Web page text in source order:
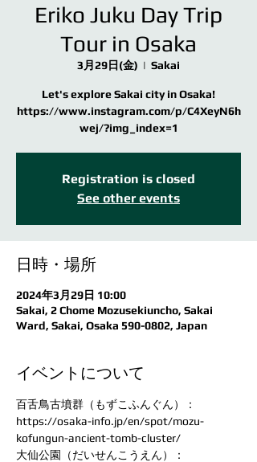
Eriko Juku Day Trip
Tour in Osaka
3月29日(金)
  |
Sakai
Let's explore Sakai city in Osaka!
https://www.instagram.com/p/C4XeyN6h
wej/?img_index=1
Registration is closed
See other events
日時・場所
2024年3月29日 10:00
Sakai, 2 Chome Mozusekiuncho, Sakai
Ward, Sakai, Osaka 590-0802, Japan
イベントについて
百舌鳥古墳群（もずこふんぐん）：
https://osaka-info.jp/en/spot/mozu-
kofungun-ancient-tomb-cluster/
大仙公園（だいせんこうえん）：